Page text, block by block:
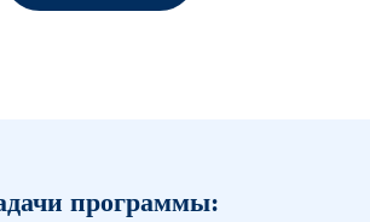
программы: